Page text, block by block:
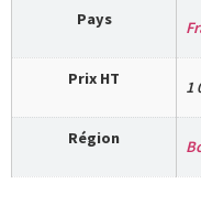
Pays
Prix HT 1
Région